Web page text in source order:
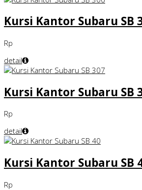
Kursi Kantor Subaru SB
Rp
detail
Kursi Kantor Subaru SB
Rp
detail
Kursi Kantor Subaru SB
Rp